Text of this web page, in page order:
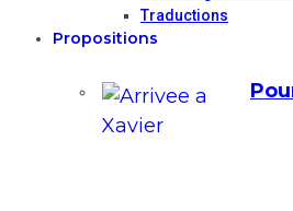
Traductions
Propositions